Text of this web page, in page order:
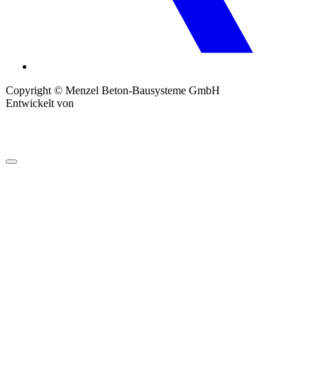
Copyright © Menzel Beton-Bausysteme GmbH
Entwickelt von